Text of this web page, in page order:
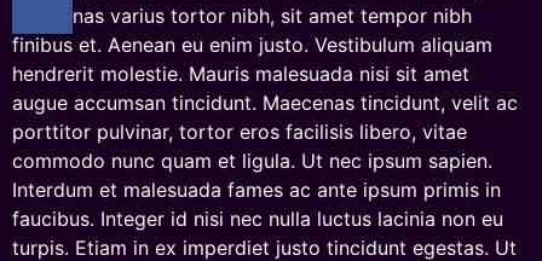
Maecenas varius tortor nibh, sit amet tempor nibh
finibus et. Aenean eu enim justo. Vestibulum aliquam
hendrerit molestie. Mauris malesuada nisi sit amet
augue accumsan tincidunt. Maecenas tincidunt, velit ac
porttitor pulvinar, tortor eros facilisis libero, vitae
commodo nunc quam et ligula. Ut nec ipsum sapien.
Interdum et malesuada fames ac ante ipsum primis in
faucibus. Integer id nisi nec nulla luctus lacinia non eu
turpis. Etiam in ex imperdiet justo tincidunt egestas. Ut